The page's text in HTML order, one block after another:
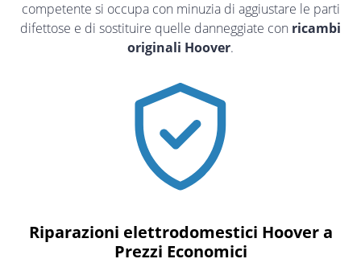
competente si occupa con minuzia di aggiustare le parti
difettose e di sostituire quelle danneggiate con ricambi
originali Hoover.
Riparazioni elettrodomestici Hoover a
Prezzi Economici